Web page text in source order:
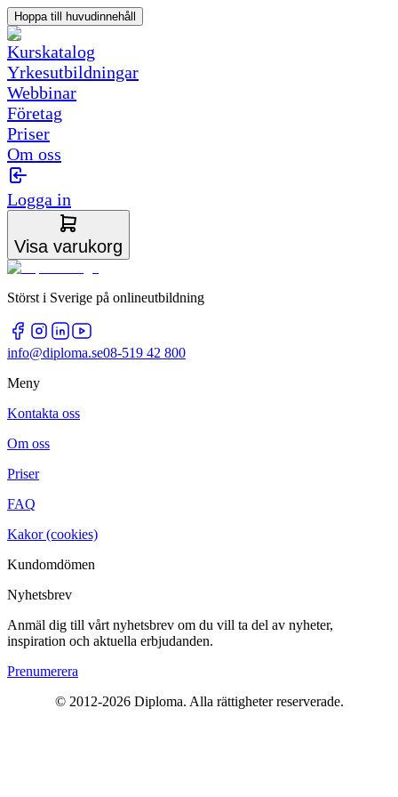
Hoppa till huvudinnehåll
Kurskatalog
Yrkesutbildningar
Webbinar
Företag
Priser
Om oss
Logga in
Visa varukorg
Störst i Sverige på onlineutbildning
info@diploma.se08-519 42 800
Meny
Kontakta oss
Om oss
Priser
FAQ
Kakor (cookies)
Kundomdömen
Nyhetsbrev
Anmäl dig till vårt nyhetsbrev om du vill ta del av nyheter,
inspiration och aktuella erbjudanden.
Prenumerera
© 2012-2026 Diploma. Alla rättigheter reserverade.